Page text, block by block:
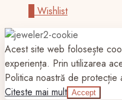
Wishlist
Acest site web folosește
experiența. Prin utilizarea
Politica noastră de protecție
Citeste mai mult Accept